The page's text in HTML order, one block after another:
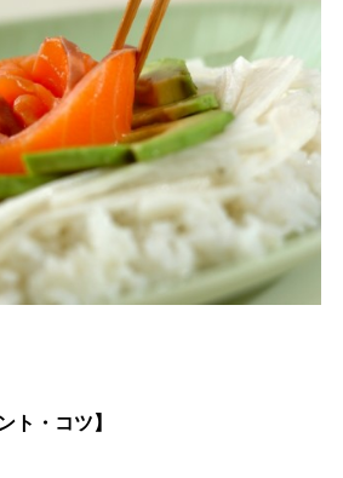
ト・コツ】